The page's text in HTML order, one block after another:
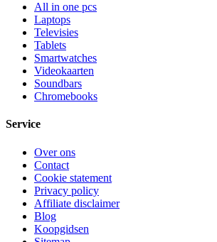
All in one pcs
Laptops
Televisies
Tablets
Smartwatches
Videokaarten
Soundbars
Chromebooks
Service
Over ons
Contact
Cookie statement
Privacy policy
Affiliate disclaimer
Blog
Koopgidsen